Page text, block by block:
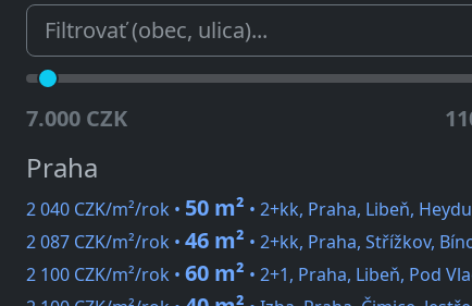
7.000 CZK
Praha
2 040 CZK/m²/rok • 50 m² • 2+kk, Praha, Libeň,
2 087 CZK/m²/rok • 46 m² • 2+kk, Praha, Střížkov,
2 100 CZK/m²/rok • 60 m² • 2+1, Praha, Libeň, Pod